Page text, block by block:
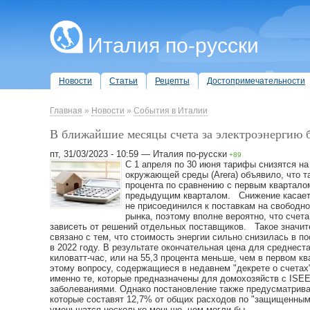
Италия по-русски
Новости Статьи Рецепты Достопримечательности
Главная » Новости » События в Италии
В ближайшие месяцы счета за электроэнергию
пт, 31/03/2023 - 10:59 — Италия по-русски +89
С 1 апреля по 30 июня тарифы снизятся
окружающей среды (Arera) объявило, что
процента по сравнению с первым
предыдущим кварталом. Снижение
не присоединился к поставкам на
рынка, поэтому вполне вероятно, что
зависеть от решений отдельных поставщиков. Такое
связано с тем, что стоимость энергии сильно снизилась
в 2022 году. В результате окончательная цена для
киловатт-час, или на 55,3 процента меньше, чем в первом
этому вопросу, содержащиеся в недавнем "декрете о
именно те, которые предназначены для домохозяйств с
заболеваниями. Однако постановление также
которые составят 12,7% от общих расходов по